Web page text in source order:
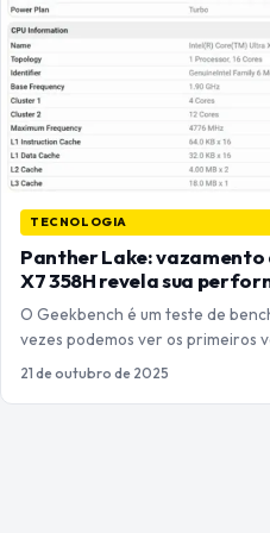
TECNOLOGIA
Panther Lake:
X7 358H revela sua
O Geekbench é um teste de
vezes podemos ver os primeiros
21 de outubro de 2025